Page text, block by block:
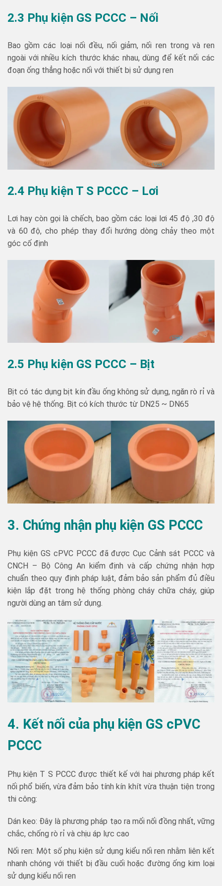
2.3 Phụ kiện GS PCCC – Nối
Bao gồm các loại nối đều, nối giảm, nối ren trong và ren
ngoài với nhiều kích thước khác nhau, dùng để kết nối các
đoạn ống thẳng hoặc nối với thiết bị sử dụng ren
2.4 Phụ kiện T S PCCC – Lơi
Lơi hay còn gọi là chếch, bao gồm các loại lơi 45 độ ,30 độ
và 60 độ, cho phép thay đổi hướng dòng chảy theo một
góc cố định
2.5 Phụ kiện GS PCCC – Bịt
Bịt có tác dụng bịt kín đầu ống không sử dụng, ngăn rò rỉ và
bảo vệ hệ thống. Bịt có kích thước từ DN25 ~ DN65
3. Chứng nhận phụ kiện GS PCCC
Phụ kiện GS cPVC PCCC đã được Cục Cảnh sát PCCC và
CNCH – Bộ Công An kiểm định và cấp chứng nhận hợp
chuẩn theo quy định pháp luật, đảm bảo sản phẩm đủ điều
kiện lắp đặt trong hệ thống phòng cháy chữa cháy, giúp
người dùng an tâm sử dụng.
4. Kết nối của phụ kiện GS cPVC
PCCC
Phụ kiện T S PCCC được thiết kế với hai phương pháp kết
nối phổ biến, vừa đảm bảo tính kín khít vừa thuận tiện trong
thi công:
Dán keo: Đây là phương pháp tạo ra mối nối đồng nhất, vững
chắc, chống rò rỉ và chịu áp lực cao
Nối ren: Một số phụ kiện sử dụng kiểu nối ren nhằm liên kết
nhanh chóng với thiết bị đầu cuối hoặc đường ống kim loại
sử dụng kiểu nối ren